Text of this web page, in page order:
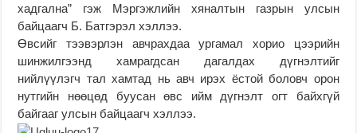
хадгална” гэж Мэргэжлийн хяналтын газрын улсын
байцаагч Б. Батгэрэл хэллээ.
Өвсийг тээвэрлэн авчрахдаа ургамал хорио цээрийн
шинжилгээнд хамрагдсан дагалдах дүгнэлтийг
нийлүүлэгч тал хамтад нь авч ирэх ёстой боловч орон
нутгийн нөөцөд буусан өвс ийм дүгнэлт огт байхгүй
байгааг улсын байцаагч хэллээ.